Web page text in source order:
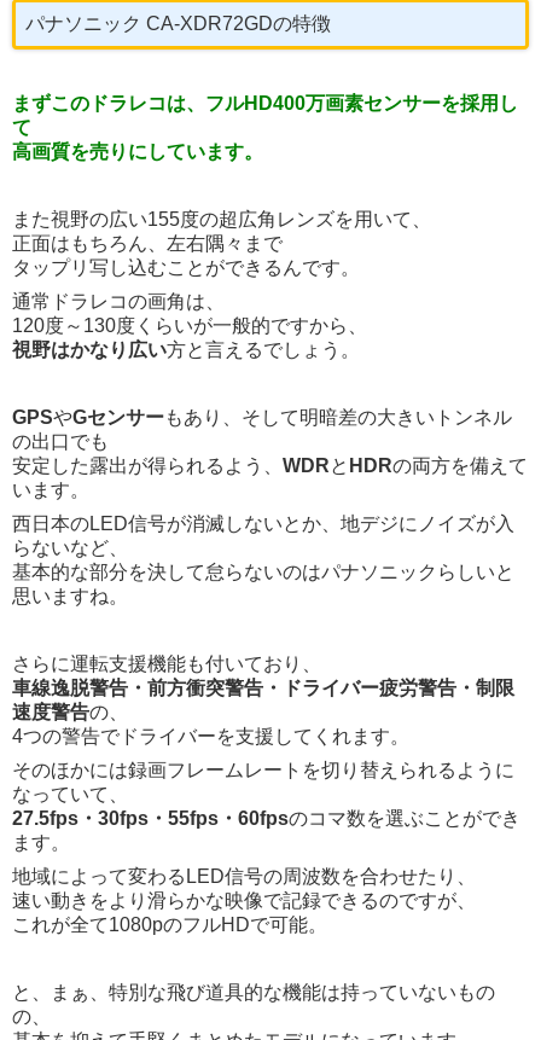
パナソニック CA-XDR72GDの特徴
まずこのドラレコは、フルHD400万画素センサーを採用し
て
高画質を売りにしています。
また視野の広い155度の超広角レンズを用いて、
正面はもちろん、左右隅々まで
タップリ写し込むことができるんです。
通常ドラレコの画角は、
120度～130度くらいが一般的ですから、
視野はかなり広い方と言えるでしょう。
GPSやGセンサーもあり、そして明暗差の大きいトンネル
の出口でも
安定した露出が得られるよう、 WDRと HDRの両方を備えて
います。
西日本のLED信号が消滅しないとか、地デジにノイズが入
らないなど、
基本的な部分を決して怠らないのはパナソニックらしいと
思いますね。
さらに運転支援機能も付いており、
車線逸脱警告・前方衝突警告・ドライバー疲労警告・制限
速度警告の、
4つの警告でドライバーを支援してくれます。
そのほかには録画フレームレートを切り替えられるように
なっていて、
27.5fps・30fps・55fps・60fpsのコマ数を選ぶことができ
ます。
地域によって変わるLED信号の周波数を合わせたり、
速い動きをより滑らかな映像で記録できるのですが、
これが全て1080pのフルHDで可能。
と、まぁ、特別な飛び道具的な機能は持っていないもの
の、